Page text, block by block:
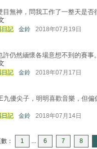
目無神，問我工作了一整天是
日記 金鈴 2018年07月19日
許仍然緬懷各場意想不到的賽
日記 金鈴 2018年07月17日
九優尖子，明明喜歡音樂，但
日記 金鈴 2018年07月14日
： 1 ... 6 7 8